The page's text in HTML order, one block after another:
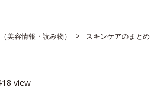
美容情報・読み物） スキンケアのまとめ
view